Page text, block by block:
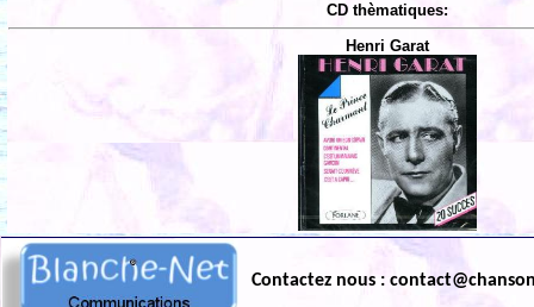
CD thèmatiques:
Henri Garat
Contactez nous :